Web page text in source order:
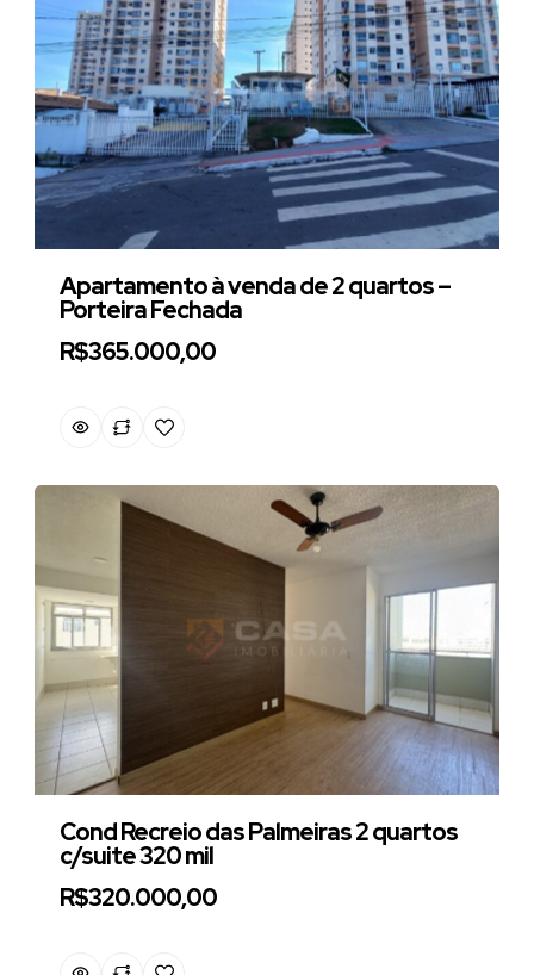
Apartamento à venda de 2 quartos –
Porteira Fechada
R$365.000,00
Cond Recreio das Palmeiras 2 quartos
c/suite 320 mil
R$320.000,00